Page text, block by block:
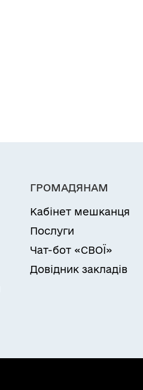
ГРОМАДЯНАМ
Кабінет мешканця
Послуги
Чат-бот «СВОЇ»
Довідник закладів